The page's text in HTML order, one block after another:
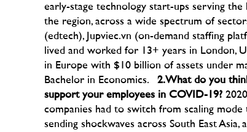
early-stage technology start-ups serving
the region, across a wide spectrum of
(edtech), Jupviec.vn (on-demand staffing
lived and worked for 13+ years in London,
in Europe with $10 billion of assets under
Bachelor in Economics. 2.What do you
support your employees in COVID-19?
companies had to switch from scaling
sending shockwaves across South East